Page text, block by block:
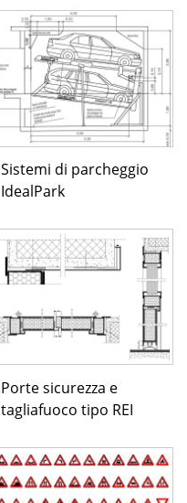
Sistemi di parcheggio
IdealPark
Porte sicurezza e
tagliafuoco tipo REI